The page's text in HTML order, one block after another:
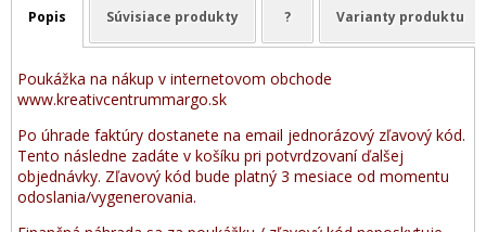
Popis Súvisiace produkty ? Varianty produktu
Poukážka na nákup v internetovom obchode
www.kreativcentrummargo.sk
Po úhrade faktúry dostanete na email jednorázový zľavový kód.
Tento následne zadáte v košíku pri potvrdzovaní ďalšej
objednávky. Zľavový kód bude platný 3 mesiace od momentu
odoslania/vygenerovania.